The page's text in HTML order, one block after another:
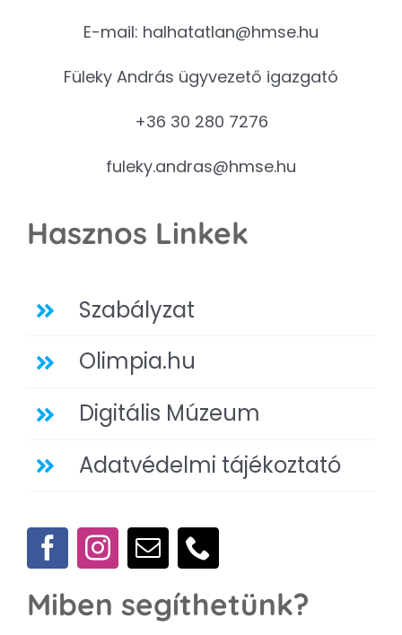
E-mail: halhatatlan@hmse.hu
Füleky András ügyvezető igazgató
+36 30 280 7276
fuleky.andras@hmse.hu
Hasznos Linkek
Szabályzat
Olimpia.hu
Digitális Múzeum
Adatvédelmi tájékoztató
Miben segíthetünk?